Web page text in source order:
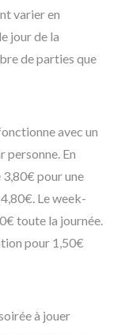
varier en
jour de la
de parties que
avec un
En
3,80€ pour une
Le week-
toute la journée.
pour 1,50€
à jouer